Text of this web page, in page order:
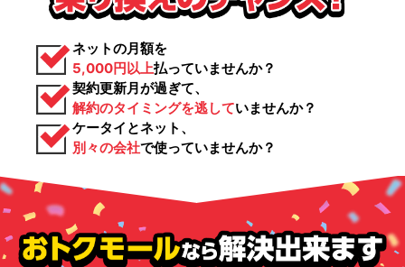
ネットの月額を
5,000円以上払っていませんか？
契約更新月が過ぎて、
解約のタイミングを逃していませんか？
ケータイとネット、
別々の会社で使っていませんか？